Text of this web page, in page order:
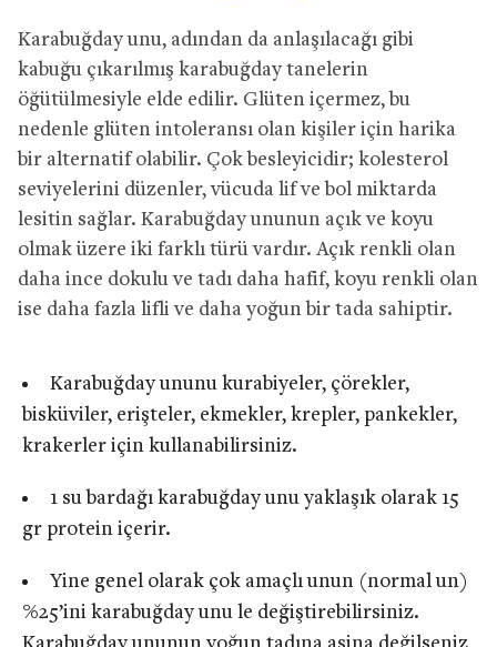
Karabuğday unu, adından da anlaşılacağı gibi
kabuğu çıkarılmış karabuğday tanelerin
öğütülmesiyle elde edilir. Glüten içermez, bu
nedenle glüten intoleransı olan kişiler için harika
bir alternatif olabilir. Çok besleyicidir; kolesterol
seviyelerini düzenler, vücuda lif ve bol miktarda
lesitin sağlar. Karabuğday ununun açık ve koyu
olmak üzere iki farklı türü vardır. Açık renkli olan
daha ince dokulu ve tadı daha hafif, koyu renkli olan
ise daha fazla lifli ve daha yoğun bir tada sahiptir.
Karabuğday ununu kurabiyeler, çörekler,
bisküviler, erişteler, ekmekler, krepler, pankekler,
krakerler için kullanabilirsiniz.
1 su bardağı karabuğday unu yaklaşık olarak 15
gr protein içerir.
Yine genel olarak çok amaçlı unun (normal un)
%25’ini karabuğday unu le değiştirebilirsiniz.